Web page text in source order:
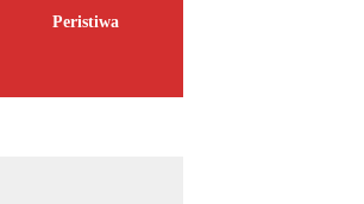
Peristiwa